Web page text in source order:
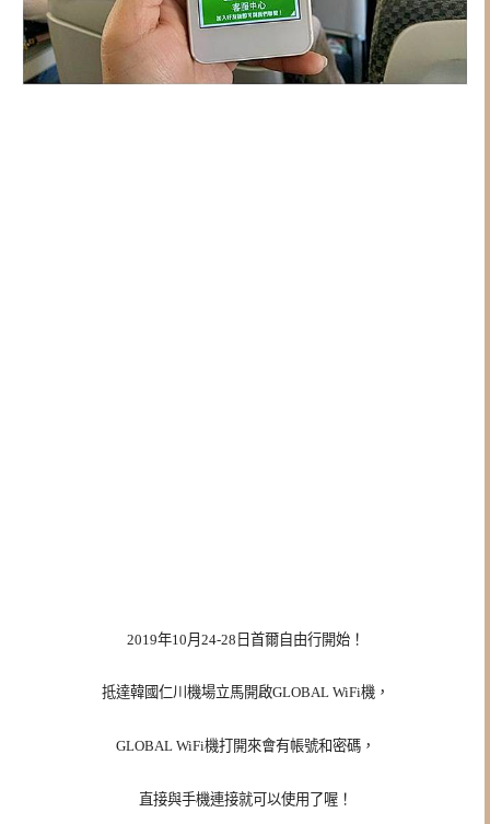
2019年10月24-28日首爾自由行開始！
抵達韓國仁川機場立馬開啟GLOBAL WiFi機，
GLOBAL WiFi機打開來會有帳號和密碼，
直接與手機連接就可以使用了喔！